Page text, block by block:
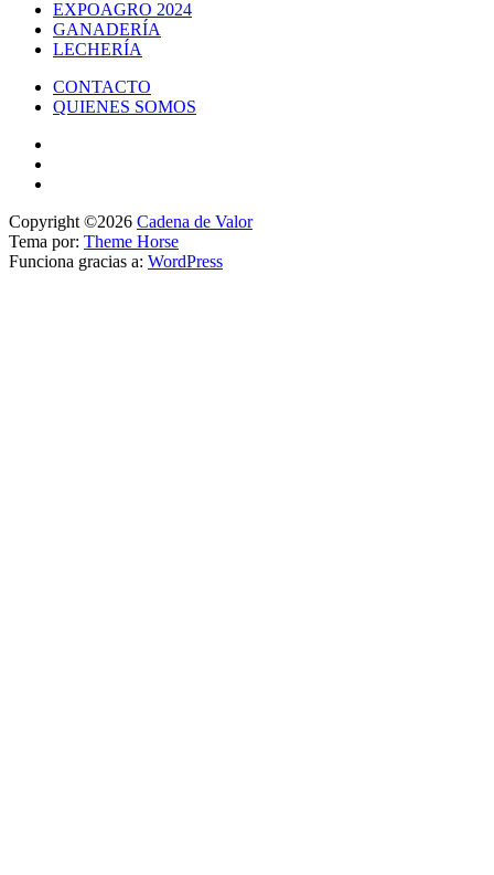
EXPOAGRO 2024
GANADERÍA
LECHERÍA
CONTACTO
QUIENES SOMOS
Copyright ©2026 Cadena de Valor
Tema por: Theme Horse
Funciona gracias a: WordPress